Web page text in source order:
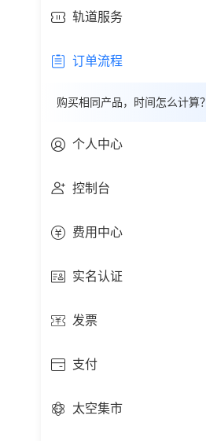
轨道服务
订单流程
购买相同产品，时间怎么计算？
个人中心
控制台
费用中心
实名认证
发票
支付
太空集市